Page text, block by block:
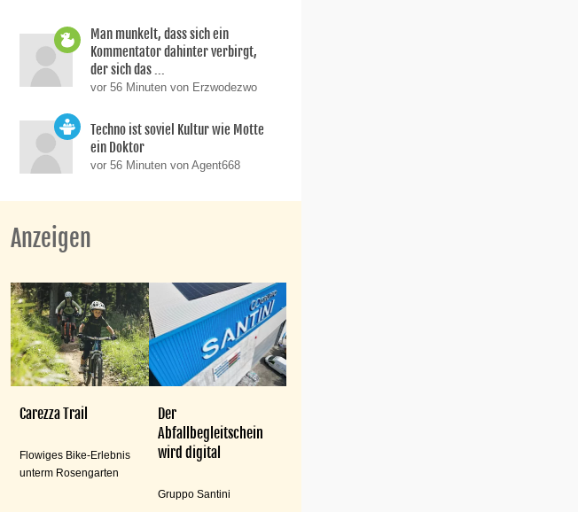
Man munkelt, dass sich ein
Kommentator dahinter verbirgt,
der sich das ...
vor 56 Minuten von Erzwodezwo
Techno ist soviel Kultur wie Motte
ein Doktor
vor 56 Minuten von Agent668
Anzeigen
Carezza Trail
Flowiges Bike-Erlebnis
unterm Rosengarten
Der
Abfallbegleitschein
wird digital
Gruppo Santini